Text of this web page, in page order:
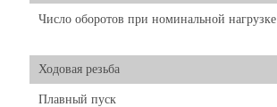
Число оборотов при номинальной нагрузке
Ходовая резьба
Плавный пуск